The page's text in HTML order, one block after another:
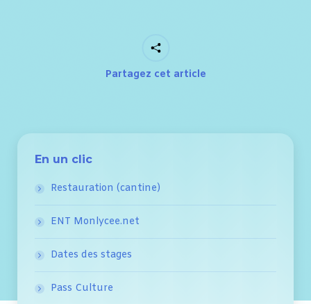
Partagez cet article
En un clic
Restauration (cantine)
ENT Monlycee.net
Dates des stages
Pass Culture